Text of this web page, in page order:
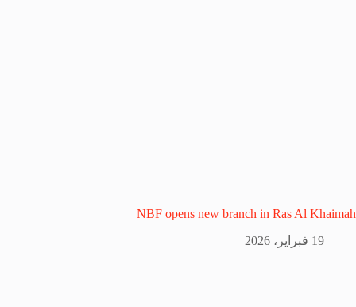
NBF opens new branch in Ras Al Khaimah
19 فبراير، 2026